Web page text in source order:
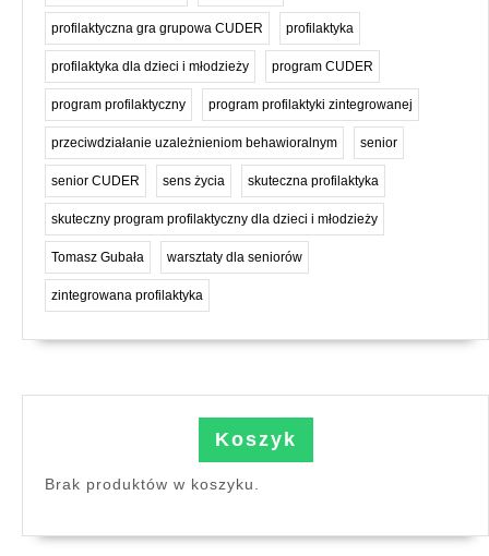
profilaktyczna gra grupowa CUDER profilaktyka
profilaktyka dla dzieci i młodzieży program CUDER
program profilaktyczny program profilaktyki zintegrowanej
przeciwdziałanie uzależnieniom behawioralnym senior
senior CUDER sens życia skuteczna profilaktyka
skuteczny program profilaktyczny dla dzieci i młodzieży
Tomasz Gubała warsztaty dla seniorów
zintegrowana profilaktyka
Koszyk
Brak produktów w koszyku.